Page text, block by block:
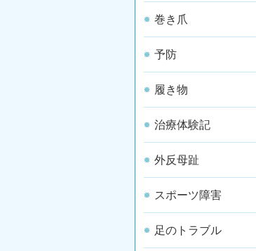
巻き爪
予防
履き物
治療体験記
外反母趾
スポーツ障害
足のトラブル